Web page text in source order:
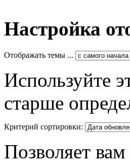
Настройка
Отображать темы ...
Используйте
старше
Критерий сортировки:
Позволяет